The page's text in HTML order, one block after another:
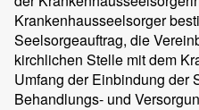
Krankenhausseelsorger
Seelsorgeauftrag, die
kirchlichen Stelle mit dem
Umfang der Einbindung der
Behandlungs- und